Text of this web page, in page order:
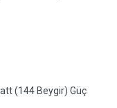
(144 Beygir) Güç